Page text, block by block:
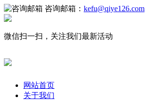
咨询邮箱： kefu@qiye126.com
微信扫一扫，关注我们最新活动
网站首页
关于我们